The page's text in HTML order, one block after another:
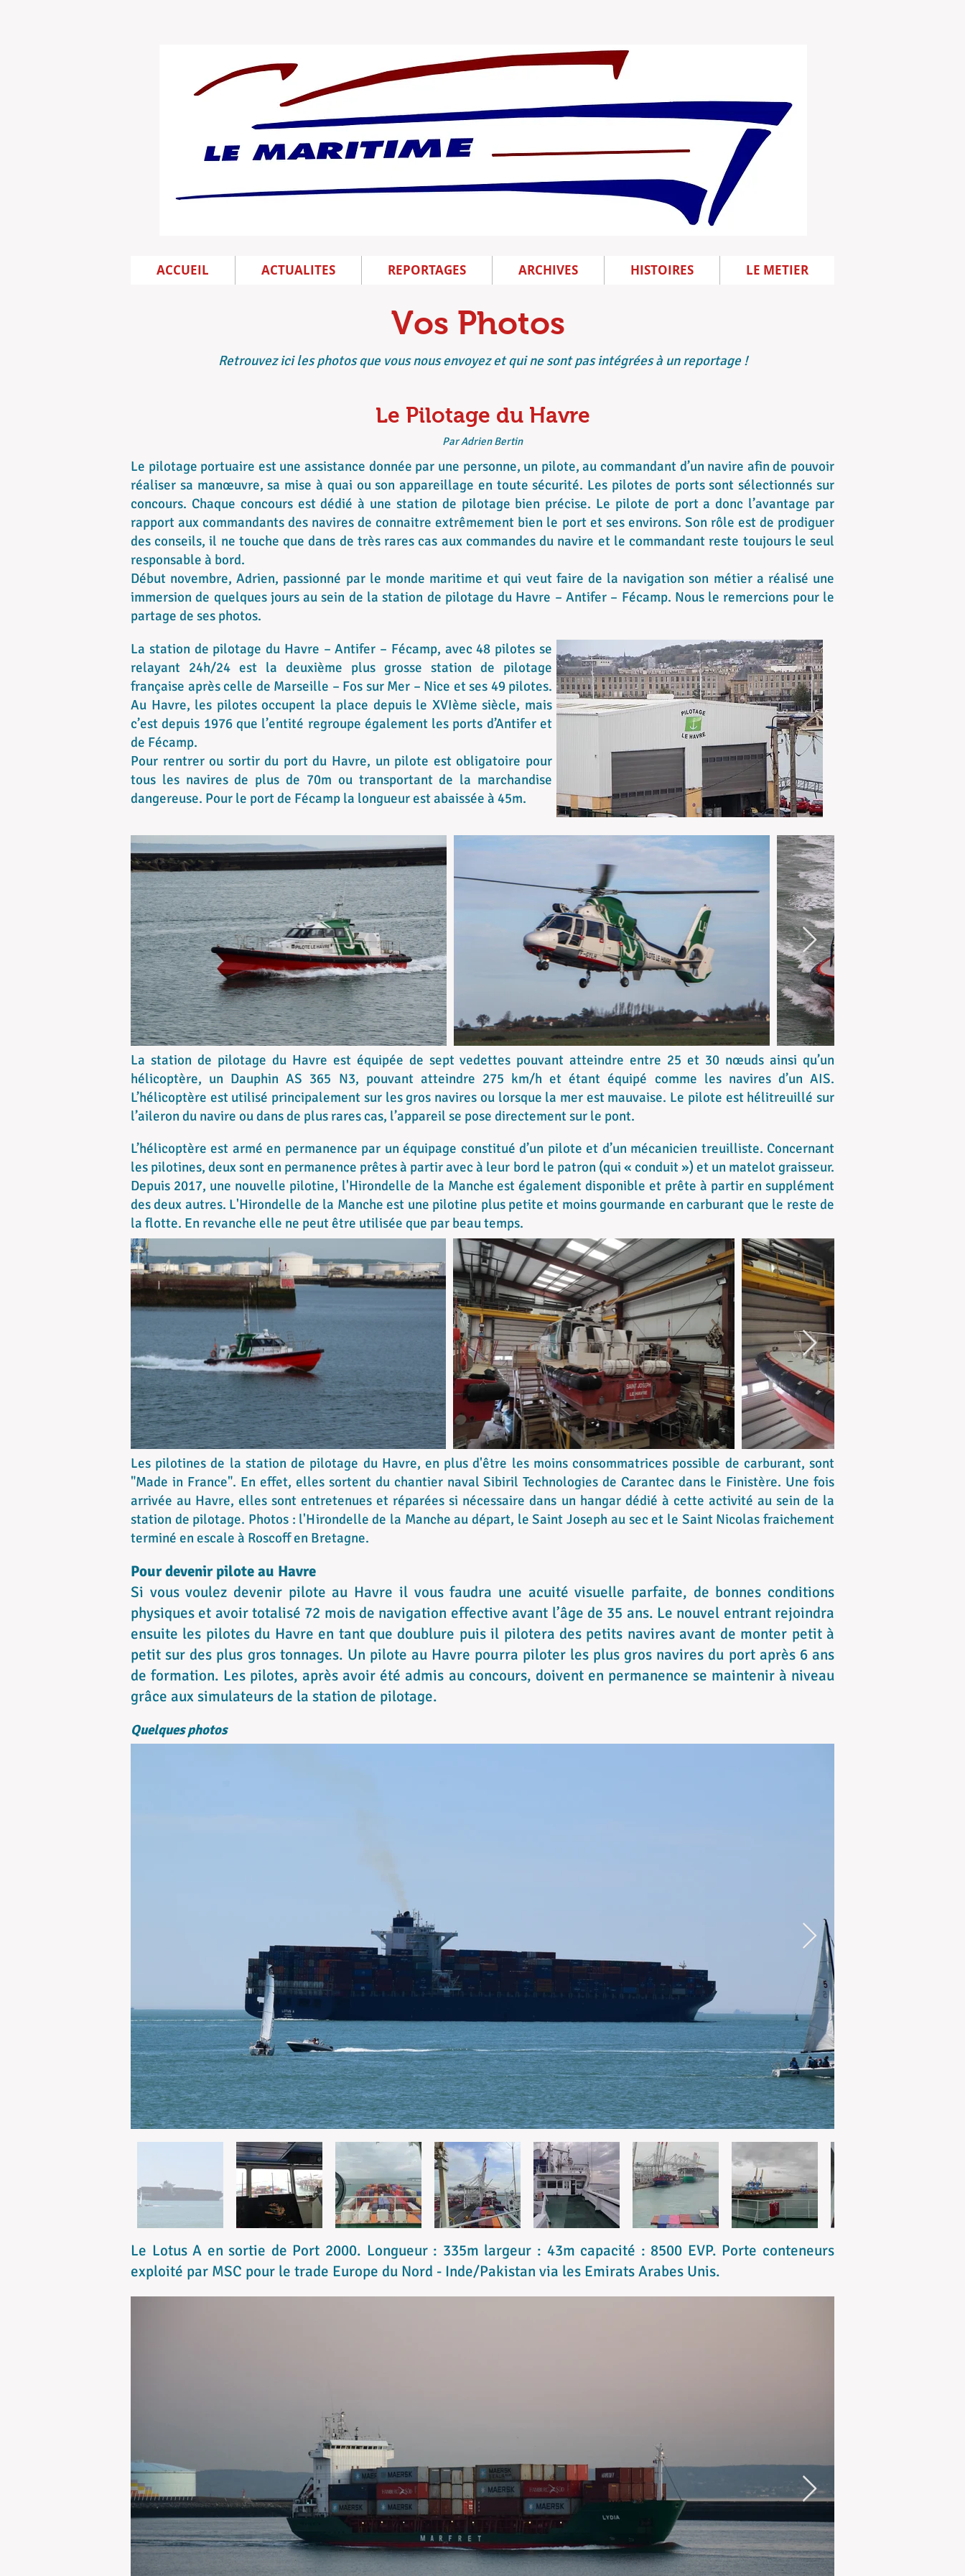
ACCUEIL ACTUALITES REPORTAGES ARCHIVES HISTOIRES LE METIER
Vos Photos
Retrouvez ici les photos que vous nous envoyez et qui ne sont pas intégrées à un reportage !
Le Pilotage du Havre
Par Adrien Bertin
Le pilotage portuaire est une assistance donnée par une personne, un pilote, au commandant d’un navire afin de pouvoir
réaliser sa manœuvre, sa mise à quai ou son appareillage en toute sécurité. Les pilotes de ports sont sélectionnés sur
concours. Chaque concours est dédié à une station de pilotage bien précise. Le pilote de port a donc l’avantage par
rapport aux commandants des navires de connaitre extrêmement bien le port et ses environs. Son rôle est de prodiguer
des conseils, il ne touche que dans de très rares cas aux commandes du navire et le commandant reste toujours le seul
responsable à bord.
Début novembre, Adrien, passionné par le monde maritime et qui veut faire de la navigation son métier a réalisé une
immersion de quelques jours au sein de la station de pilotage du Havre – Antifer – Fécamp. Nous le remercions pour le
partage de ses photos.
La station de pilotage du Havre – Antifer – Fécamp, avec 48 pilotes se
relayant 24h/24 est la deuxième plus grosse station de pilotage
française après celle de Marseille – Fos sur Mer – Nice et ses 49 pilotes.
Au Havre, les pilotes occupent la place depuis le XVIème siècle, mais
c’est depuis 1976 que l’entité regroupe également les ports d’Antifer et
de Fécamp.
Pour rentrer ou sortir du port du Havre, un pilote est obligatoire pour
tous les navires de plus de 70m ou transportant de la marchandise
dangereuse. Pour le port de Fécamp la longueur est abaissée à 45m.
La station de pilotage du Havre est équipée de sept vedettes pouvant atteindre entre 25 et 30 nœuds ainsi qu’un
hélicoptère, un Dauphin AS 365 N3, pouvant atteindre 275 km/h et étant équipé comme les navires d’un AIS.
L’hélicoptère est utilisé principalement sur les gros navires ou lorsque la mer est mauvaise. Le pilote est hélitreuillé sur
l’aileron du navire ou dans de plus rares cas, l’appareil se pose directement sur le pont.
L’hélicoptère est armé en permanence par un équipage constitué d’un pilote et d’un mécanicien treuilliste. Concernant
les pilotines, deux sont en permanence prêtes à partir avec à leur bord le patron (qui « conduit ») et un matelot graisseur.
Depuis 2017, une nouvelle pilotine, l'Hirondelle de la Manche est également disponible et prête à partir en supplément
des deux autres. L'Hirondelle de la Manche est une pilotine plus petite et moins gourmande en carburant que le reste de
la flotte. En revanche elle ne peut être utilisée que par beau temps.
Les pilotines de la station de pilotage du Havre, en plus d'être les moins consommatrices possible de carburant, sont
"Made in France". En effet, elles sortent du chantier naval Sibiril Technologies de Carantec dans le Finistère. Une fois
arrivée au Havre, elles sont entretenues et réparées si nécessaire dans un hangar dédié à cette activité au sein de la
station de pilotage. Photos : l'Hirondelle de la Manche au départ, le Saint Joseph au sec et le Saint Nicolas fraichement
terminé en escale à Roscoff en Bretagne.
Pour devenir pilote au Havre
Si vous voulez devenir pilote au Havre il vous faudra une acuité visuelle parfaite, de bonnes conditions
physiques et avoir totalisé 72 mois de navigation effective avant l’âge de 35 ans. Le nouvel entrant rejoindra
ensuite les pilotes du Havre en tant que doublure puis il pilotera des petits navires avant de monter petit à
petit sur des plus gros tonnages. Un pilote au Havre pourra piloter les plus gros navires du port après 6 ans
de formation. Les pilotes, après avoir été admis au concours, doivent en permanence se maintenir à niveau
grâce aux simulateurs de la station de pilotage.
Quelques photos
Le Lotus A en sortie de Port 2000. Longueur : 335m largeur : 43m capacité : 8500 EVP. Porte conteneurs
exploité par MSC pour le trade Europe du Nord - Inde/Pakistan via les Emirats Arabes Unis.